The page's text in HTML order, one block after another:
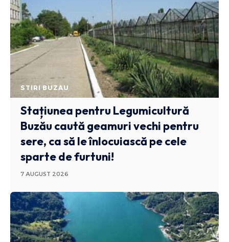
STIRI BUZAU
Stațiunea pentru Legumicultură
Buzău caută geamuri vechi pentru
sere, ca să le înlocuiască pe cele
sparte de furtuni!
7 AUGUST 2026